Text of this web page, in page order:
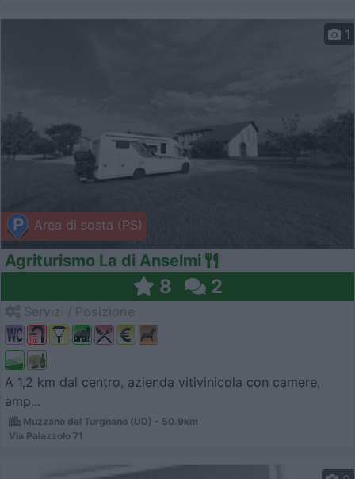
Area di sosta (PS)
1
Agriturismo La di Anselmi
8 2
A 1,2 km dal centro, azienda vitivinicola con camere,
amp...
Muzzano del Turgnano (UD) - 50.9km
Via Palazzolo 71